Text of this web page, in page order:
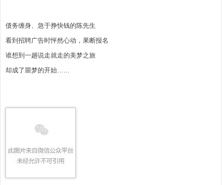
债务缠身、急于挣快钱的陈先生
看到招聘广告时怦然心动，果断报名
谁想到一趟说走就走的美梦之旅
却成了噩梦的开始……